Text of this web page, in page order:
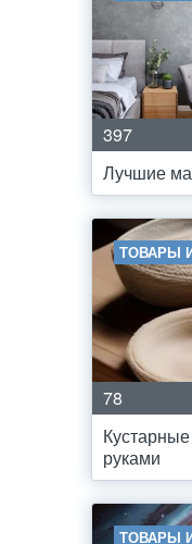
397
Лучшие
ТОВАРЫ
78
руками
ТОВАРЫ